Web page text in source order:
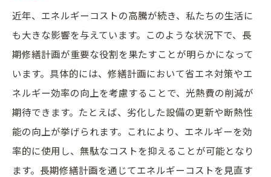
設備改善による光熱費削減の実例
省エネ対策と環境保護の相乗効果
最新技術を活用した省エネ革命
省エネ対策の普及と住民意識の変革
資材選定がもたらす経済的効果
低コストで高効果の資材を選ぶコツ
再生可能資源の利用促進
近年、エネルギーコストの高騰が続き、私たちの生活に
も大きな影響を与えています。このような状況下で、長
期修繕計画が重要な役割を果たすことが明らかになって
います。具体的には、修繕計画において省エネ対策やエ
ネルギー効率の向上を考慮することで、光熱費の削減が
期待できます。たとえば、劣化した設備の更新や断熱性
能の向上が挙げられます。これにより、エネルギーを効
率的に使用し、無駄なコストを抑えることが可能となり
ます。長期修繕計画を通じてエネルギーコストを見直す